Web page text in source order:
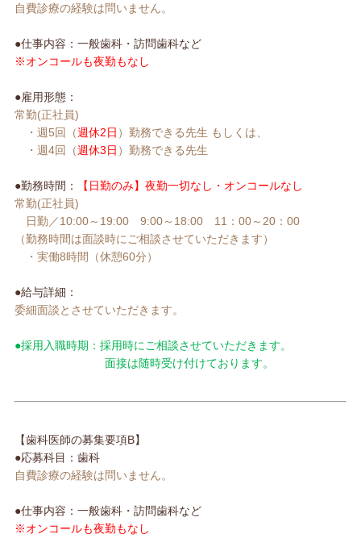
自費診療の経験は問いません。
●仕事内容：一般歯科・訪問歯科など
※オンコールも夜勤もなし
●雇用形態：
常勤(正社員)
・週5回（週休2日 ）勤務できる先生 もしくは、
・週4回（週休3日 ）勤務できる先生
●勤務時間：
【日勤のみ】夜勤一切なし・オンコールなし
常勤(正社員)
日勤／10:00～19:00 9:00～18:00 11：00～20：00
（勤務時間は面談時にご相談させていただきます）
・実働8時間（休憩60分）
●給与詳細：
委細面談とさせていただきます。
●採用入職時期：採用時にご相談させていただきます。
面接は随時受け付けております。
【歯科医師の募集要項B】
●応募科目：歯科
自費診療の経験は問いません。
●仕事内容：一般歯科・訪問歯科など
※オンコールも夜勤もなし